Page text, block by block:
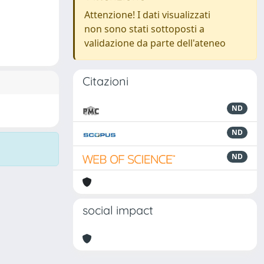
Attenzione! I dati visualizzati
non sono stati sottoposti a
validazione da parte dell'ateneo
Citazioni
ND
ND
ND
social impact